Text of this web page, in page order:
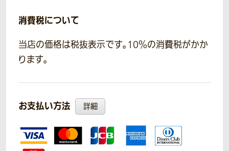
消費税について
当店の価格は税抜表示です。10％の消費税がかか
ります。
お支払い方法 詳細